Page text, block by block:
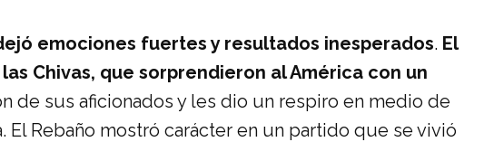
emociones fuertes y resultados inesperados. El
Chivas, que sorprendieron al América con un
de sus aficionados y les dio un respiro en medio de
El Rebaño mostró carácter en un partido que se vivió